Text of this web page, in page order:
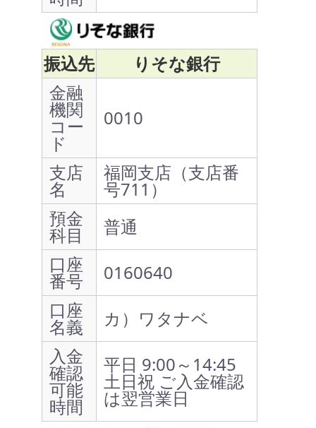
振込先
りそな銀行
金融
機関
コー
ド
0010
支店
名
福岡支店（支店番
号711）
預金
科目
普通
口座
番号
0160640
口座
名義
カ）ワタナベ
入金
確認
可能
時間
平日 9:00～14:45
土日祝 ご入金確認
は翌営業日